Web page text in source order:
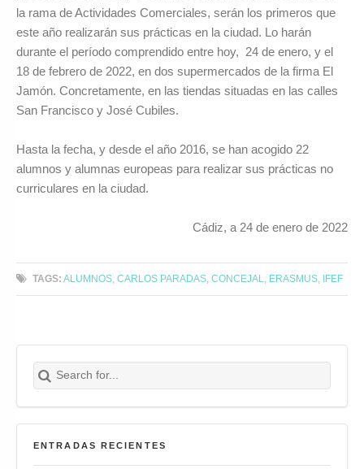
la rama de Actividades Comerciales, serán los primeros que
este año realizarán sus prácticas en la ciudad. Lo harán
durante el período comprendido entre hoy, 24 de enero, y el
18 de febrero de 2022, en dos supermercados de la firma El
Jamón. Concretamente, en las tiendas situadas en las calles
San Francisco y José Cubiles.
Hasta la fecha, y desde el año 2016, se han acogido 22
alumnos y alumnas europeas para realizar sus prácticas no
curriculares en la ciudad.
Cádiz, a 24 de enero de 2022
TAGS: ALUMNOS ,CARLOS PARADAS ,CONCEJAL ERASMUS IFEF
Search for:
Buscar
ENTRADAS RECIENTES